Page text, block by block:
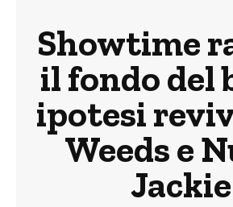
Showtime
il fondo del
ipotesi
Weeds e
Jackie